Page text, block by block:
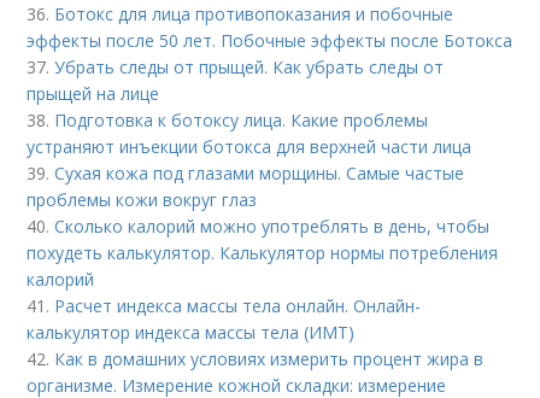
36. Ботокс для лица противопоказания и побочные
эффекты после 50 лет. Побочные эффекты после Ботокса
37.Убрать следы от прыщей. Как убрать следы от
прыщей на лице
38. Подготовка к ботоксу лица. Какие проблемы
устраняют инъекции ботокса для верхней части лица
39.Сухая кожа под глазами морщины. Самые частые
проблемы кожи вокруг глаз
40.Сколько калорий можно употреблять в день, чтобы
похудеть калькулятор. Калькулятор нормы потребления
калорий
41. Расчет индекса массы тела онлайн. Онлайн-
калькулятор индекса массы тела (ИМТ)
42. Как в домашних условиях измерить процент жира в
организме. Измерение кожной складки: измерение